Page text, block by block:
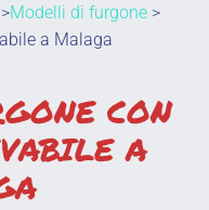
>Modelli di furgone >
a Malaga
CON
A